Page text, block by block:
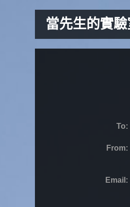
當先生的實
To:
From:
Email: